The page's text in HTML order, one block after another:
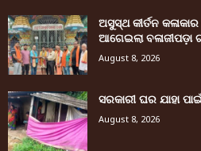
ଅସୁସ୍ଥ କୀର୍ତନ
ଆଗେଇଲା ବଳାଜୀପଡ଼ା
August 8, 2026
ସରକାରୀ ଘର ଯାହା
August 8, 2026